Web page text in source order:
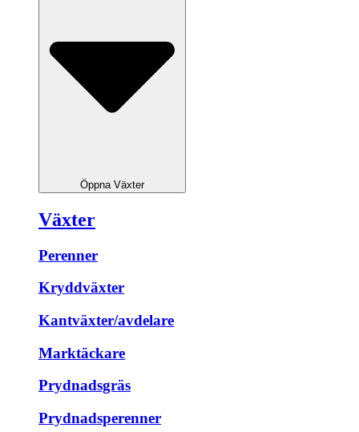
Öppna Växter
Växter
Perenner
Kryddväxter
Kantväxter/avdelare
Marktäckare
Prydnadsgräs
Prydnadsperenner